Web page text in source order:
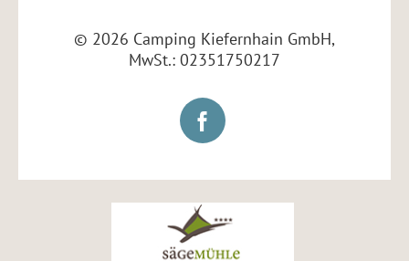
© 2026 Camping Kiefernhain GmbH,
MwSt.: 02351750217